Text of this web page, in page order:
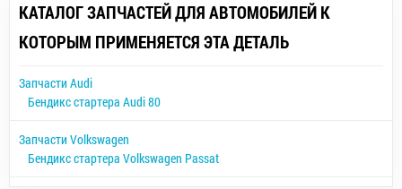
КАТАЛОГ ЗАПЧАСТЕЙ ДЛЯ АВТОМОБИЛЕЙ К
КОТОРЫМ ПРИМЕНЯЕТСЯ ЭТА ДЕТАЛЬ
Запчасти Audi
Бендикс стартера Audi 80
Запчасти Volkswagen
Бендикс стартера Volkswagen Passat